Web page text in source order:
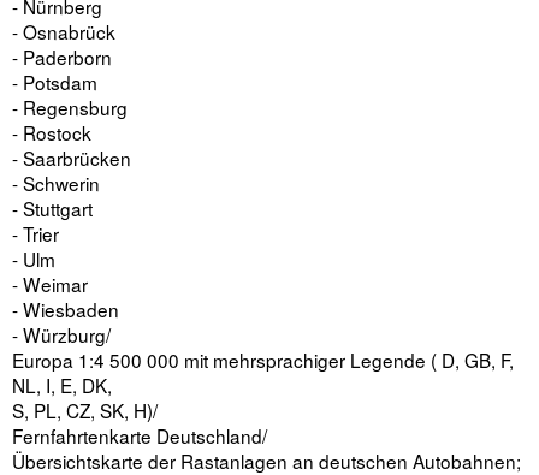
- Nürnberg
- Osnabrück
- Paderborn
- Potsdam
- Regensburg
- Rostock
- Saarbrücken
- Schwerin
- Stuttgart
- Trier
- Ulm
- Weimar
- Wiesbaden
- Würzburg/
Europa 1:4 500 000 mit mehrsprachiger Legende ( D, GB, F,
NL, I, E, DK,
S, PL, CZ, SK, H)/
Fernfahrtenkarte Deutschland/
Übersichtskarte der Rastanlagen an deutschen Autobahnen;